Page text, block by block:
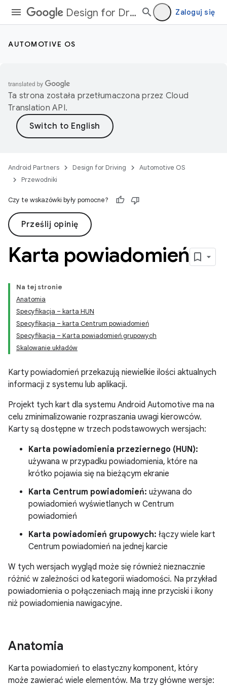
Design for Driving Zaloguj się
AUTOMOTIVE OS
Ta strona została przetłumaczona przez Cloud
Translation API.
Android Partners Design for Driving
Automotive OS
Przewodniki
Czy te wskazówki były pomocne?
Prześlij opinię
Karta powiadomień
Na tej stronie
Anatomia
Specyfikacja – karta HUN
Specyfikacja – karta Centrum powiadomień
Specyfikacja – Karta powiadomień grupowych
Skalowanie układów
Karty powiadomień przekazują niewielkie ilości aktualnych
informacji z systemu lub aplikacji.
Projekt tych kart dla systemu Android Automotive ma na
celu zminimalizowanie rozpraszania uwagi kierowców.
Karty są dostępne w trzech podstawowych wersjach:
Karta powiadomienia przeziernego (HUN):
używana w przypadku powiadomienia, które na
krótko pojawia się na bieżącym ekranie
Karta Centrum powiadomień: używana do
powiadomień wyświetlanych w Centrum
powiadomień
Karta powiadomień grupowych: łączy wiele kart
Centrum powiadomień na jednej karcie
W tych wersjach wygląd może się również nieznacznie
różnić w zależności od kategorii wiadomości. Na przykład
powiadomienia o połączeniach mają inne przyciski i ikony
niż powiadomienia nawigacyjne.
Anatomia
Karta powiadomień to elastyczny komponent, który
może zawierać wiele elementów. Ma trzy główne wersje: